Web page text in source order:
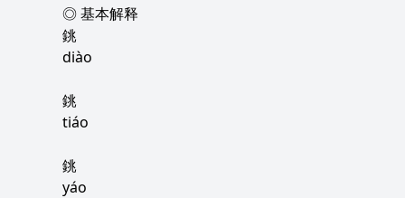
◎ 基本解释
銚
diào
銚
tiáo
銚
yáo